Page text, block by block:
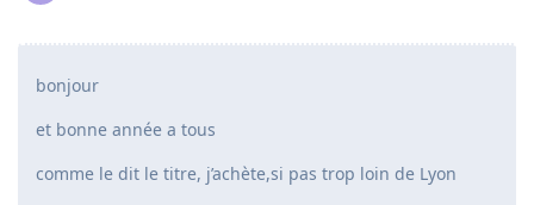
bonjour
et bonne année a tous
comme le dit le titre, j’achète,si pas trop loin de Lyon